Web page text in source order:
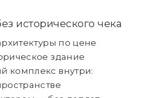
исторического чека
по цене
здание
комплекс внутри: